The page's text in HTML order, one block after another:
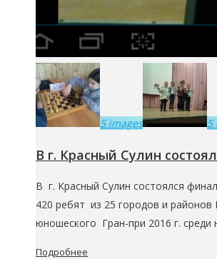
5 images 5
В г. Красный Сулин
В г. Красный Сулин состоялся
420 ребят из 25 городов и районов
юношеского Гран-при 2016 г.
Подробнее